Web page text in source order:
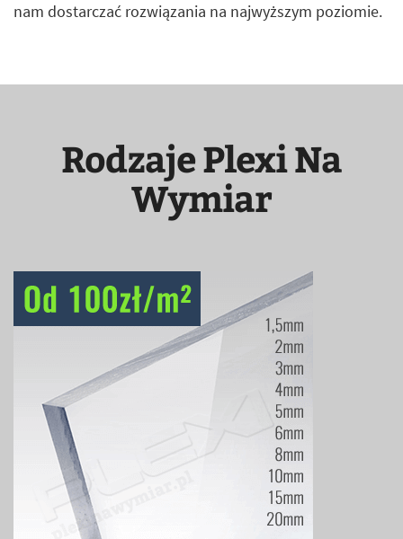
nam dostarczać rozwiązania na najwyższym poziomie.
Rodzaje Plexi Na
Wymiar